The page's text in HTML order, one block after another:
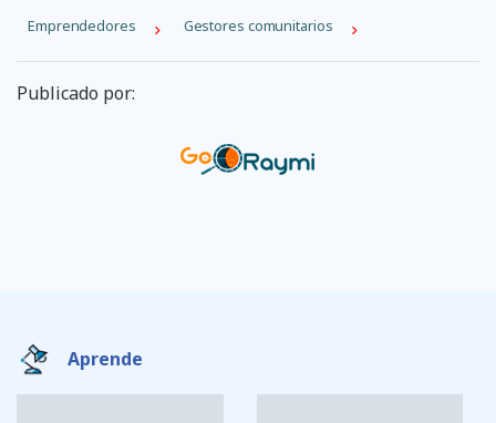
Emprendedores
Gestores comunitarios
Publicado por:
Aprende